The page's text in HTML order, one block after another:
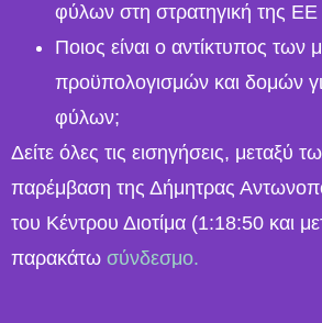
φύλων στη στρατηγική της ΕΕ
Ποιος είναι ο αντίκτυπος των
προϋπολογισμών και δομών
φύλων;
Δείτε όλες τις εισηγήσεις, μεταξύ
παρέμβαση της Δήμητρας
του Κέντρου Διοτίμα (1:18:50 και
παρακάτω σύνδεσμο.